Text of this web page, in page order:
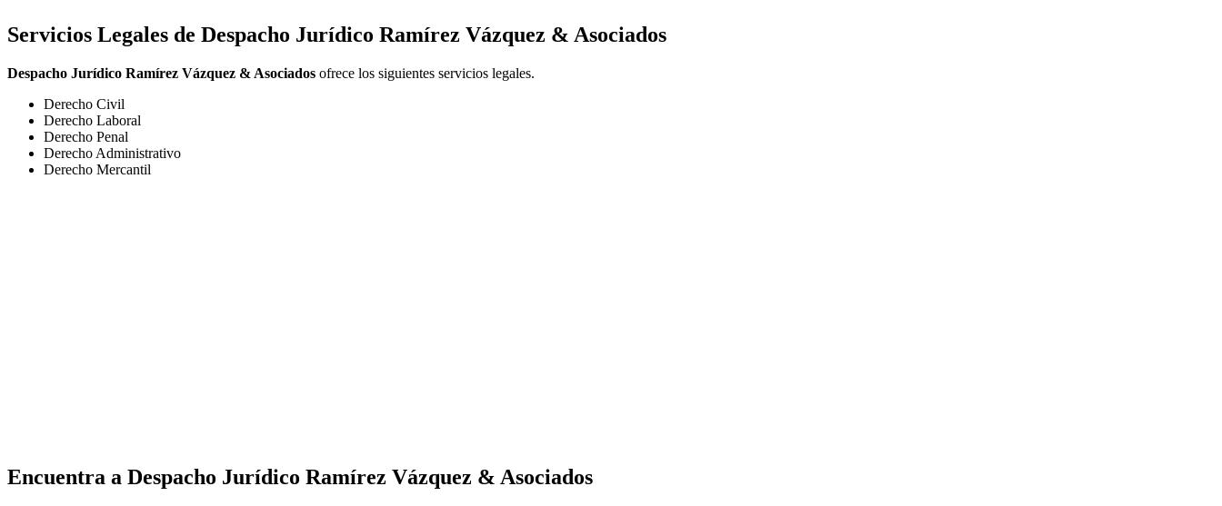
Servicios Legales de Despacho Jurídico Ramírez Vázquez & Asociados
Despacho Jurídico Ramírez Vázquez & Asociados ofrece los siguientes servicios legales.
Derecho Civil
Derecho Laboral
Derecho Penal
Derecho Administrativo
Derecho Mercantil
Encuentra a Despacho Jurídico Ramírez Vázquez & Asociados